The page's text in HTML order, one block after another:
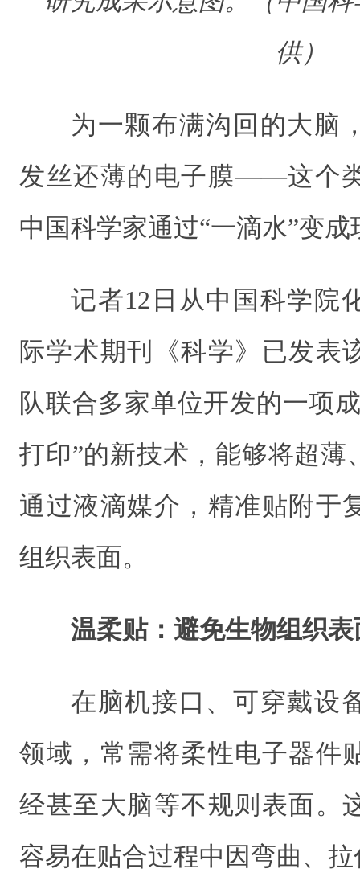
供）
为一颗布满沟回的大脑
发丝还薄的电子膜——这个
中国科学家通过“一滴水”变成
记者12日从中国科学院
际学术期刊《科学》已发表
队联合多家单位开发的一项
打印”的新技术，能够将超薄
通过液滴媒介，精准贴附于
组织表面。
温柔贴：避免生物组织
在脑机接口、可穿戴设
领域，常需将柔性电子器件
经甚至大脑等不规则表面。
容易在贴合过程中因弯曲、